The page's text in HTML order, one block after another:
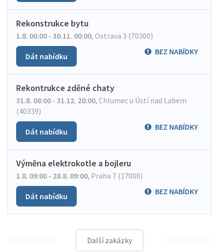
Rekonstrukce bytu
1.8. 00:00 - 30.11. 00:00, Ostrava 3 (70300)
BEZ NABÍDKY
Dát nabídku
Rekontrukce zděné chaty
31.8. 08:00 - 31.12. 20:00, Chlumec u Ústí nad Labem
(40339)
BEZ NABÍDKY
Dát nabídku
Výměna elektrokotle a bojleru
1.8. 09:00 - 28.8. 09:00, Praha 7 (17000)
BEZ NABÍDKY
Dát nabídku
Další zakázky